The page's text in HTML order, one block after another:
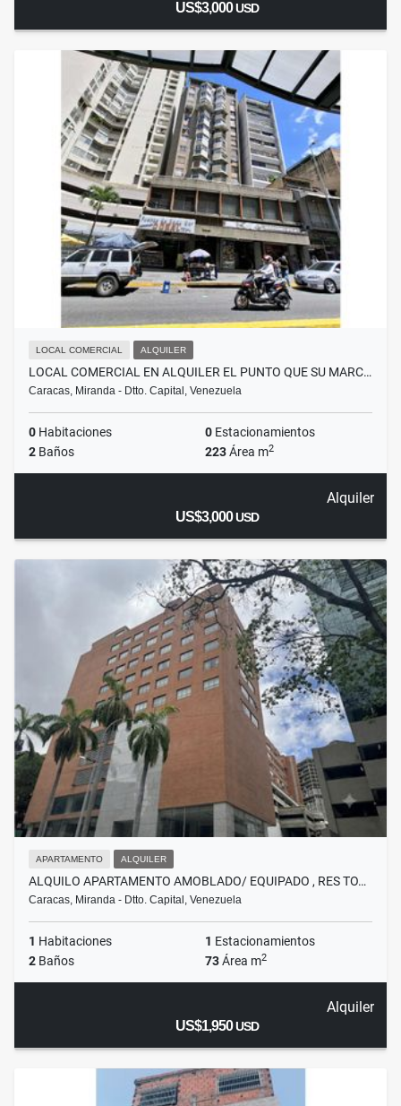
US$3,000USD
LOCAL COMERCIAL ALQUILER
LOCAL COMERCIAL EN ALQUILER EL PUNTO QUE SU MARC…
Caracas, Miranda - Dtto. Capital, Venezuela
0 Habitaciones 0 Estacionamientos
2 Baños 223Área m2
Alquiler
US$3,000USD
APARTAMENTO ALQUILER
ALQUILO APARTAMENTO AMOBLADO/ EQUIPADO , RES TO…
Caracas, Miranda - Dtto. Capital, Venezuela
1 Habitaciones 1 Estacionamientos
2 Baños 73Área m2
Alquiler
US$1,950USD